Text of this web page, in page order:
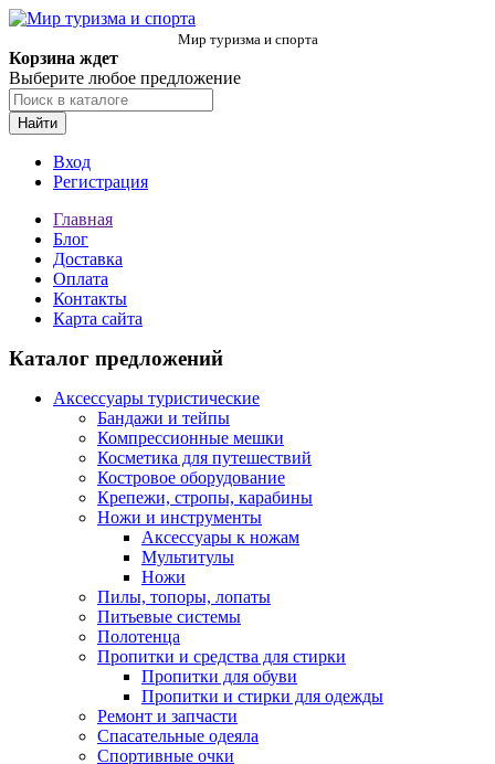
Мир туризма и спорта
Корзина ждет
Выберите любое предложение
Найти
Вход
Регистрация
Главная
Блог
Доставка
Оплата
Контакты
Карта сайта
Каталог предложений
Аксессуары туристические
Бандажи и тейпы
Компрессионные мешки
Косметика для путешествий
Костровое оборудование
Крепежи, стропы, карабины
Ножи и инструменты
Аксессуары к ножам
Мультитулы
Ножи
Пилы, топоры, лопаты
Питьевые системы
Полотенца
Пропитки и средства для стирки
Пропитки для обуви
Пропитки и стирки для одежды
Ремонт и запчасти
Спасательные одеяла
Спортивные очки